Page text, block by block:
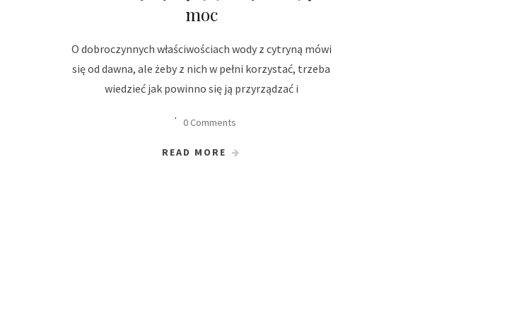
moc
O dobroczynnych właściwościach wody z cytryną mówi
się od dawna, ale żeby z nich w pełni korzystać, trzeba
wiedzieć jak powinno się ją przyrządzać i
0 Comments
READ MORE